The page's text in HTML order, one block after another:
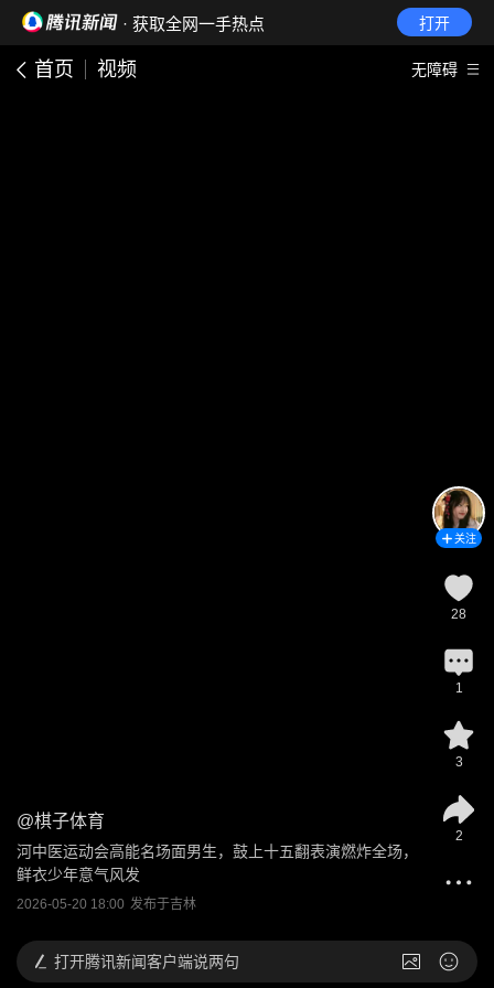
· 获取全网一手热点 打开
首页 视频 无障碍
@棋子体育
河中医运动会高能名场面男生，鼓上十五翻表演燃炸全场，
鲜衣少年意气风发
2026-05-20 18:00 发布于吉林
关注
28
1
3
2
打开腾讯新闻客户端说两句